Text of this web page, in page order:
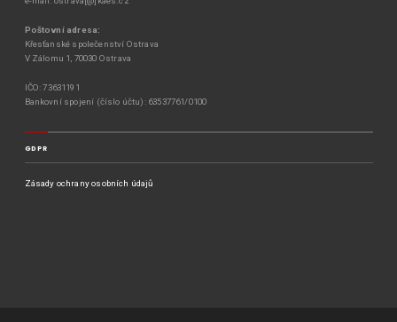
Poštovní adresa:
Křesťanské společenství Ostrava
V Zálomu 1, 70030 Ostrava
IČO: 73631191
Bankovní spojení (číslo účtu): 63537761/0100
GDPR
Zásady ochrany osobních údajů